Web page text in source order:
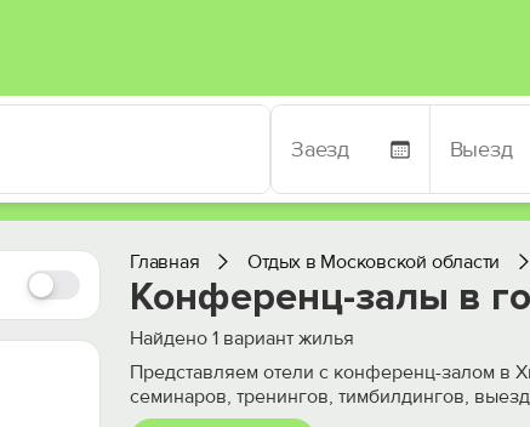
Главная Отдых в Московской области
Конференц-залы в
Найдено 1 вариант жилья
Представляем отели с конференц-залом в
семинаров, тренингов, тимбилдингов,